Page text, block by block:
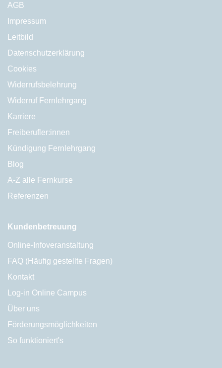
AGB
Impressum
Leitbild
Datenschutzerklärung
Cookies
Widerrufsbelehrung
Widerruf Fernlehrgang
Karriere
Freiberufler:innen
Kündigung Fernlehrgang
Blog
A-Z alle Fernkurse
Referenzen
Kundenbetreuung
Online-Infoveranstaltung
FAQ (Häufig gestellte Fragen)
Kontakt
Log-in Online Campus
Über uns
Förderungsmöglichkeiten
So funktioniert's